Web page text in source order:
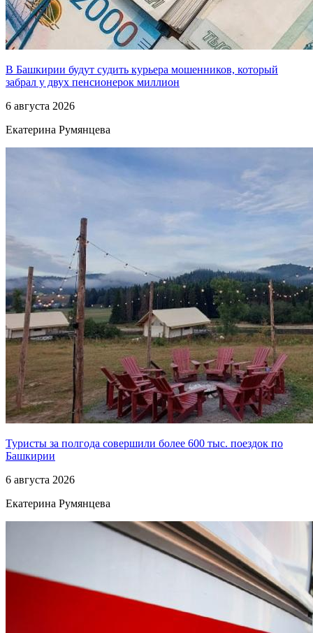
В Башкирии будут судить курьера мошенников, который
забрал у двух пенсионерок миллион
6 августа 2026
Екатерина Румянцева
Туристы за полгода совершили более 600 тыс. поездок по
Башкирии
6 августа 2026
Екатерина Румянцева